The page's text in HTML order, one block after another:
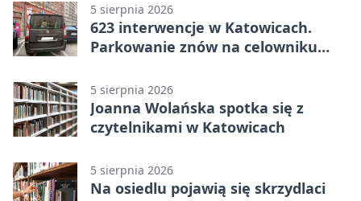
5 sierpnia 2026
623 interwencje w Katowicach.
Parkowanie znów na celowniku
5 sierpnia 2026
Joanna Wolańska spotka się z
czytelnikami w Katowicach
5 sierpnia 2026
Na osiedlu pojawią się skrzydlaci